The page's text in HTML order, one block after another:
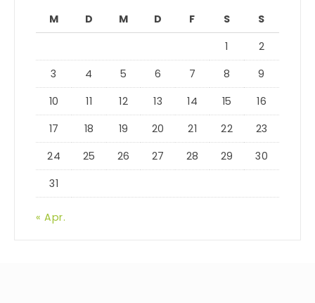
M
D M D F S
S
1
2
3
4 5 6 7 8
9
10
11 12 13 14 15
16
17
18 19 20 21 22
23
24
25 26 27 28 29
30
31
« Apr.